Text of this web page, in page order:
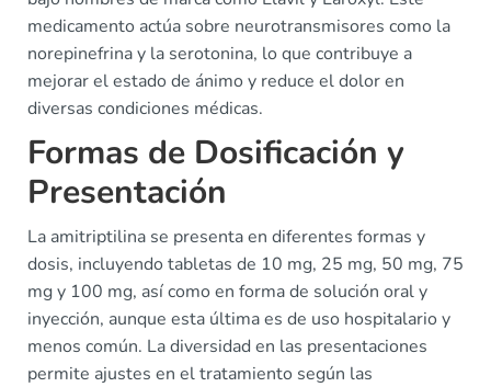
medicamento actúa sobre neurotransmisores como la
norepinefrina y la serotonina, lo que contribuye a
mejorar el estado de ánimo y reduce el dolor en
diversas condiciones médicas.
Formas de Dosificación y
Presentación
La amitriptilina se presenta en diferentes formas y
dosis, incluyendo tabletas de 10 mg, 25 mg, 50 mg, 75
mg y 100 mg, así como en forma de solución oral y
inyección, aunque esta última es de uso hospitalario y
menos común. La diversidad en las presentaciones
permite ajustes en el tratamiento según las